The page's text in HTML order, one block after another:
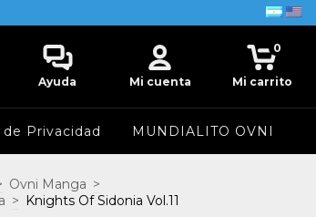
Ayuda Mi cuenta Mi carrito
0
Privacidad MUNDIALITO OVNI
Ovni Manga >
> Knights Of Sidonia Vol.11